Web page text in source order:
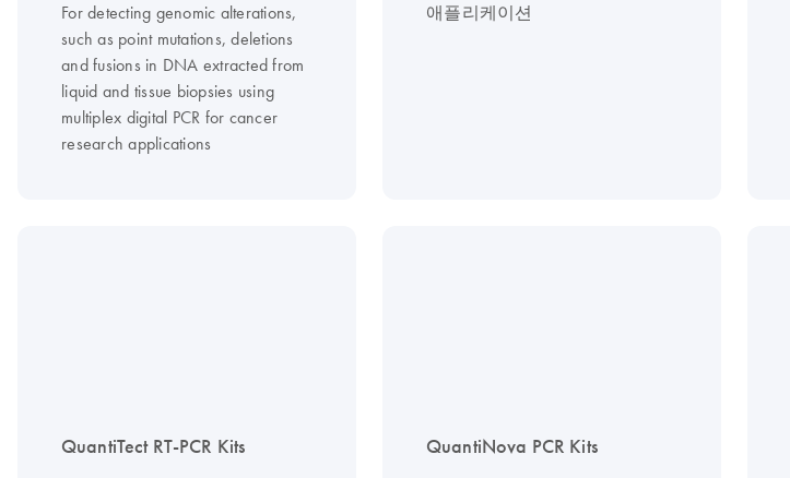
For detecting genomic alterations,
such as point mutations, deletions
and fusions in DNA extracted from
liquid and tissue biopsies using
multiplex digital PCR for cancer
research applications
애플리케이션
QuantiTect RT-PCR Kits QuantiNova PCR Kits